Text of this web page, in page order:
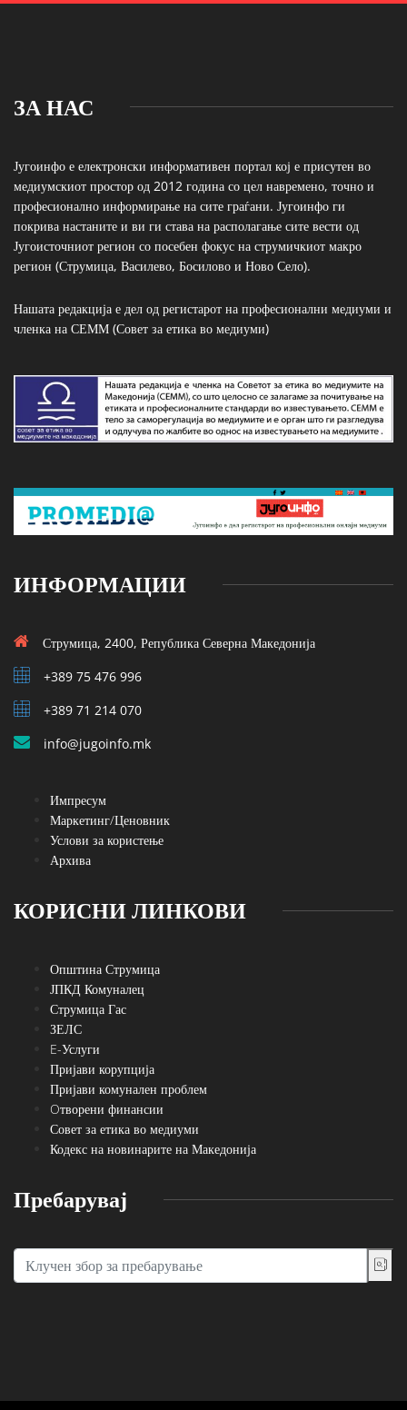
ЗА НАС
Југоинфо е електронски информативен портал кој е присутен во
медиумскиот простор од 2012 година со цел навремено, точно и
професионално информирање на сите граѓани. Југоинфо ги
покрива настаните и ви ги става на располагање сите вести од
Југоисточниот регион со посебен фокус на струмичкиот макро
регион (Струмица, Василево, Босилово и Ново Село).
Нашата редакција е дел од регистарот на професионални медиуми и
членка на СЕММ (Совет за етика во медиуми)
ИНФОРМАЦИИ
Струмица, 2400, Република Северна Македонија
+389 75 476 996
+389 71 214 070
info@jugoinfo.mk
Импресум
Маркетинг/Ценовник
Услови за користење
Архива
КОРИСНИ ЛИНКОВИ
Општина Струмица
ЈПКД Комуналец
Струмица Гас
ЗЕЛС
E-Услуги
Пријави корупција
Пријави комунален проблем
Oтворени финансии
Совет за етика во медиуми
Кодекс на новинарите на Македонија
Пребарувај